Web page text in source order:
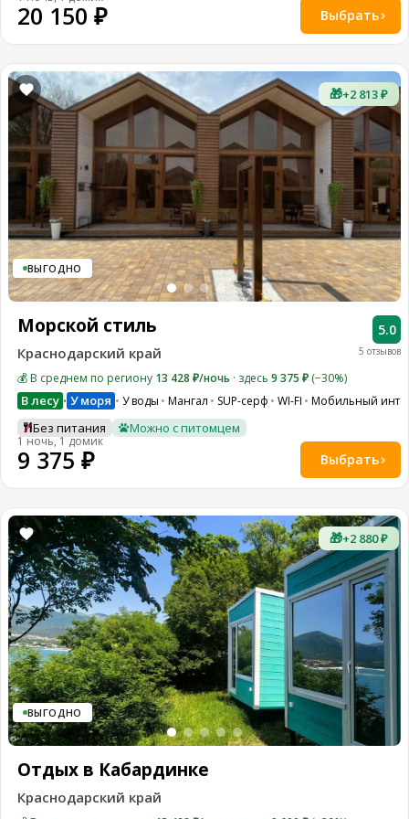
20 150 ₽ Выбрать
🎁+2 813 ₽
ВЫГОДНО
5 отзывов
5.0
Морской стиль
Краснодарский край
💰 В среднем по региону 13 428 ₽/ночь · здесь 9 375 ₽ (−30%)
В лесу • У моря У воды Мангал SUP-серф WI-FI Мобильный
Без питания Можно с питомцем
1 ночь, 1 домик
9 375 ₽ Выбрать
🎁+2 880 ₽
ВЫГОДНО
Отдых в Кабардинке
Краснодарский край